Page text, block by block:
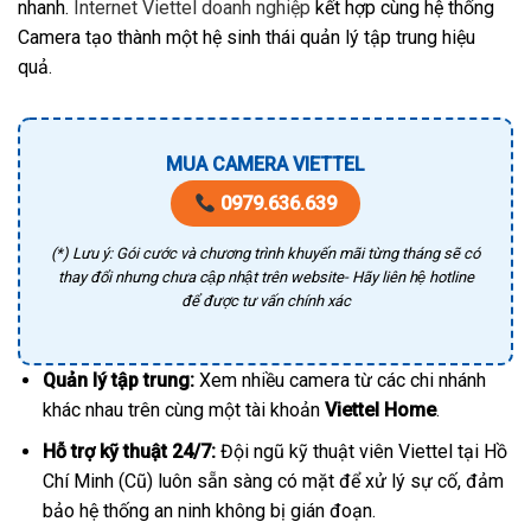
nhanh. Internet Viettel doanh nghiệp kết hợp cùng hệ thống
Camera tạo thành một hệ sinh thái quản lý tập trung hiệu
quả.
MUA CAMERA VIETTEL
0979.636.639
(*) Lưu ý: Gói cước và chương trình khuyến mãi từng tháng sẽ có
thay đổi nhưng chưa cập nhật trên website- Hãy liên hệ hotline
để được tư vấn chính xác
Quản lý tập trung:Xem nhiều camera từ các chi nhánh
khác nhau trên cùng một tài khoản Viettel Home.
Hỗ trợ kỹ thuật 24/7:Đội ngũ kỹ thuật viên Viettel tại Hồ
Chí Minh (Cũ) luôn sẵn sàng có mặt để xử lý sự cố, đảm
bảo hệ thống an ninh không bị gián đoạn.